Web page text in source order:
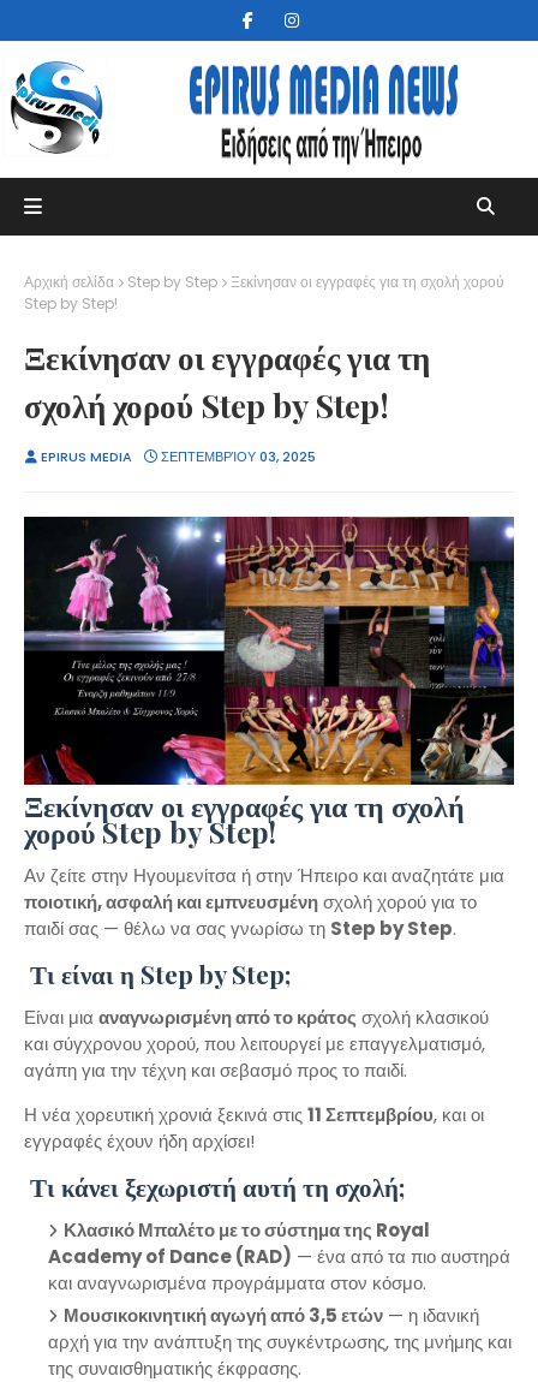
Αρχική σελίδα Step by Step
Ξεκίνησαν οι εγγραφές για τη σχολή χορού
Step by Step!
Ξεκίνησαν οι εγγραφές για τη
σχολή χορού Step by Step!
EPIRUS MEDIA ΣΕΠΤΕΜΒΡΊΟΥ 03, 2025
Ξεκίνησαν οι εγγραφές για τη σχολή
χορού Step by Step!
Αν ζείτε στην Ηγουμενίτσα ή στην Ήπειρο και αναζητάτε μια
ποιοτική, ασφαλή και εμπνευσμένησχολή χορού για το
παιδί σας — θέλω να σας γνωρίσω τη Step by Step.
Τι είναι η Step by Step;
Είναι μια αναγνωρισμένη από το κράτος σχολή κλασικού
και σύγχρονου χορού, που λειτουργεί με επαγγελματισμό,
αγάπη για την τέχνη και σεβασμό προς το παιδί.
Η νέα χορευτική χρονιά ξεκινά στις11 Σεπτεμβρίου, και οι
εγγραφές έχουν ήδη αρχίσει!
Τι κάνει ξεχωριστή αυτή τη σχολή;
Κλασικό Μπαλέτο με το σύστημα της Royal
Academy of Dance (RAD) — ένα από τα πιο αυστηρά
και αναγνωρισμένα προγράμματα στον κόσμο.
Μουσικοκινητική αγωγή από 3,5 ετών — η ιδανική
αρχή για την ανάπτυξη της συγκέντρωσης, της μνήμης και
της συναισθηματικής έκφρασης.